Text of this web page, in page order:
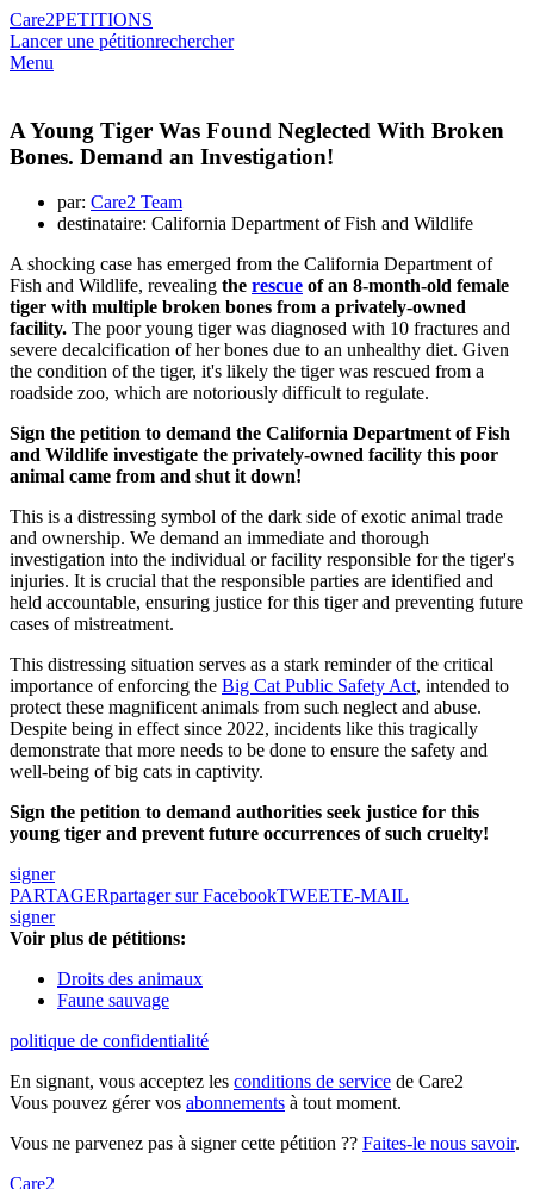
Care2PETITIONS
Lancer une pétitionrechercher
Menu
A Young Tiger Was Found Neglected With Broken
Bones. Demand an Investigation!
par: Care2 Team
destinataire: California Department of Fish and Wildlife
A shocking case has emerged from the California Department of
Fish and Wildlife, revealing the rescue of an 8-month-old female
tiger with multiple broken bones from a privately-owned
facility. The poor young tiger was diagnosed with 10 fractures and
severe decalcification of her bones due to an unhealthy diet. Given
the condition of the tiger, it's likely the tiger was rescued from a
roadside zoo, which are notoriously difficult to regulate.
Sign the petition to demand the California Department of Fish
and Wildlife investigate the privately-owned facility this poor
animal came from and shut it down!
This is a distressing symbol of the dark side of exotic animal trade
and ownership. We demand an immediate and thorough
investigation into the individual or facility responsible for the tiger's
injuries. It is crucial that the responsible parties are identified and
held accountable, ensuring justice for this tiger and preventing future
cases of mistreatment.
This distressing situation serves as a stark reminder of the critical
importance of enforcing the Big Cat Public Safety Act, intended to
protect these magnificent animals from such neglect and abuse.
Despite being in effect since 2022, incidents like this tragically
demonstrate that more needs to be done to ensure the safety and
well-being of big cats in captivity.
Sign the petition to demand authorities seek justice for this
young tiger and prevent future occurrences of such cruelty!
signer
PARTAGERpartager sur FacebookTWEETE-MAIL
signer
Voir plus de pétitions:
Droits des animaux
Faune sauvage
politique de confidentialité
En signant, vous acceptez les conditions de service de Care2
Vous pouvez gérer vos abonnements à tout moment.
Vous ne parvenez pas à signer cette pétition ?? Faites-le nous savoir.
Care2